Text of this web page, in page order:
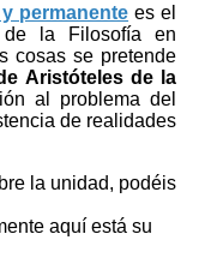
permanente es el
la Filosofía en
cosas se pretende
Aristóteles de la
al problema del
de realidades
la unidad, podéis
aquí está su